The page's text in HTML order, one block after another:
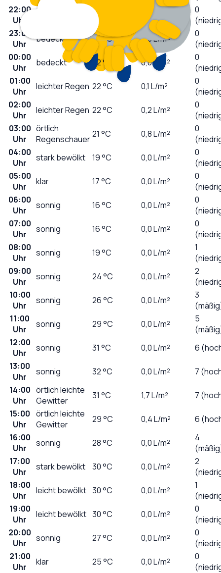
22:00
Uhr
25 0,0
0
23:00
Uhr
bedeckt 23°C 0,0L/m²
0
00:00
Uhr
bedeckt 22°C 0,0L/m²
0
01:00
Uhr
leichter Regen 22°C 0,1 L/m²
0
02:00
Uhr
leichter Regen 22°C 0,2L/m²
0
03:00
Uhr
örtlich
Regenschauer21 °C 0,8L/m²
0
04:00
Uhr
stark bewölkt 19°C 0,0L/m²
0
05:00
Uhr
klar 17°C 0,0L/m²
0
06:00
Uhr
sonnig 16°C 0,0L/m²
0
07:00
Uhr
sonnig 16°C 0,0L/m²
0
08:00
Uhr
sonnig 19°C 0,0L/m²
1
09:00
Uhr
sonnig 24°C 0,0L/m²
2
10:00
Uhr
sonnig 26°C 0,0L/m²
3
11:00
Uhr
sonnig 29°C 0,0L/m²
5
12:00
Uhr
sonnig 31 °C 0,0L/m²
6
13:00
Uhr
sonnig 32°C 0,0L/m²
7
14:00
Uhr
örtlich leichte
Gewitter
31 °C 1,7L/m²
7
15:00
Uhr
örtlich leichte
Gewitter
29°C 0,4L/m²
6
16:00
Uhr
sonnig 28°C 0,0L/m²
4
17:00
Uhr
stark bewölkt 30°C 0,0L/m²
2
18:00
Uhr
leicht bewölkt 30°C 0,0L/m²
1
19:00
Uhr
leicht bewölkt 30°C 0,0L/m²
0
20:00
Uhr
sonnig 27°C 0,0L/m²
0
21:00
Uhr
klar 25°C 0,0L/m²
0